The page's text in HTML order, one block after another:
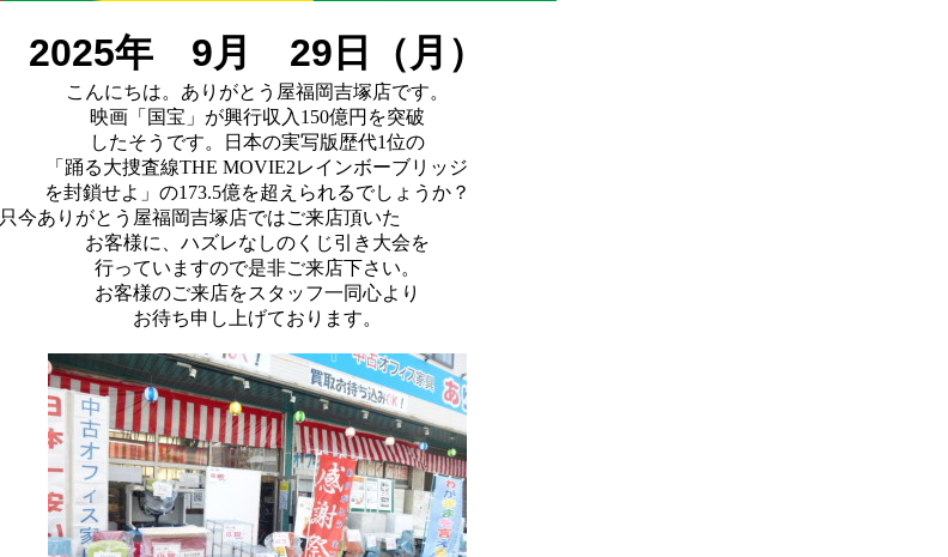
2025年 9月 29 日 （月）
こんにちは。ありがとう屋福岡吉塚店です。
映画「国宝」が興行収入150億円を突破
したそうです。日本の実写版歴代1位の
「踊る大捜査線THE MOVIE2レインボーブリッジ
を封鎖せよ」の173.5億を超えられるでしょうか？
只今ありがとう屋福岡吉塚店ではご来店頂いた
お客様に、ハズレなしのくじ引き大会を
行っていますので是非ご来店下さい。
お客様のご来店をスタッフ一同心より
お待ち申し上げております。